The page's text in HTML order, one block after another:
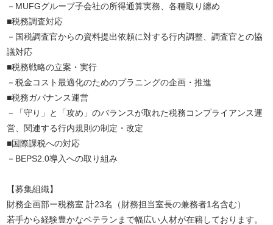
－MUFGグループ子会社の所得通算実務、各種取り纏め
■税務調査対応
－国税調査官からの資料提出依頼に対する行内調整、調査官との協
議対応
■税務戦略の立案・実行
－税金コスト最適化のためのプラニングの企画・推進
■税務ガバナンス運営
－「守り」と「攻め」のバランスが取れた税務コンプライアンス運
営、関連する行内規則の制定・改定
■国際課税への対応
－BEPS2.0導入への取り組み
【募集組織】
財務企画部ー税務室 計23名（財務担当室長の兼務者1名含む）
若手から経験豊かなベテランまで幅広い人材が在籍しております。